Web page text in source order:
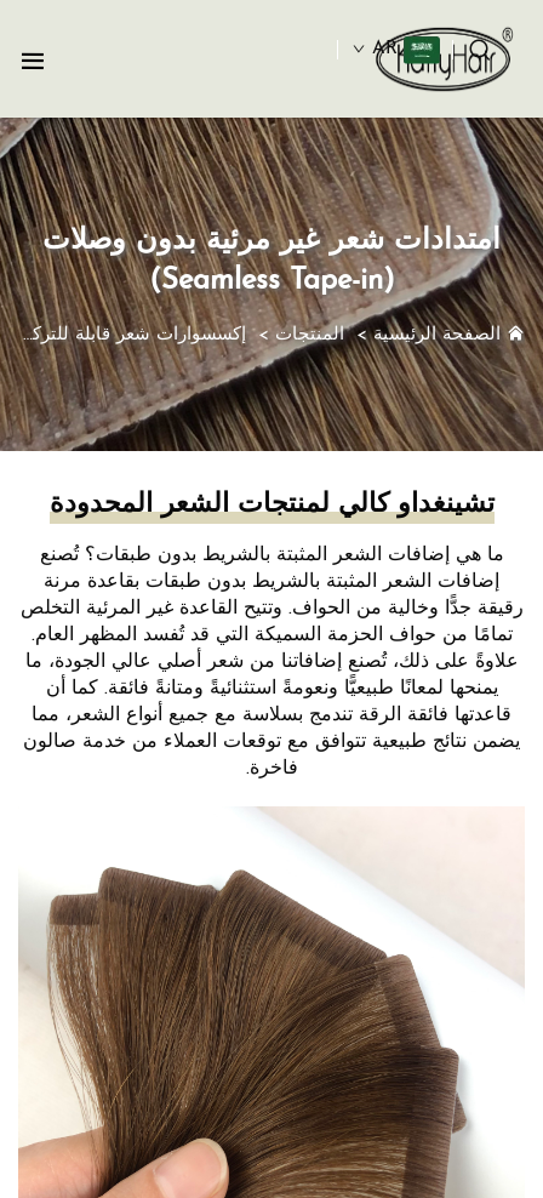
AR
امتدادات شعر غير مرئية بدون وصلات
(Seamless Tape-in)
الصفحة الرئيسية>المنتجات > إكسسوارات شعر قابلة للتركيب بالشريط اللاصق
تشينغداو كالي لمنتجات الشعر المحدودة
ما هي إضافات الشعر المثبتة بالشريط بدون طبقات؟ تُصنع
إضافات الشعر المثبتة بالشريط بدون طبقات بقاعدة مرنة
رقيقة جدًّا وخالية من الحواف. وتتيح القاعدة غير المرئية التخلص
تمامًا من حواف الحزمة السميكة التي قد تُفسد المظهر العام.
علاوةً على ذلك، تُصنع إضافاتنا من شعر أصلي عالي الجودة، ما
يمنحها لمعانًا طبيعيًّا ونعومةً استثنائيةً ومتانةً فائقة. كما أن
قاعدتها فائقة الرقة تندمج بسلاسة مع جميع أنواع الشعر، مما
يضمن نتائج طبيعية تتوافق مع توقعات العملاء من خدمة صالون
فاخرة.